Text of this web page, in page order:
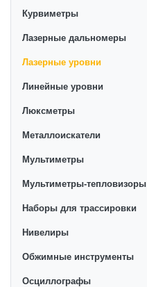
Курвиметры
Лазерные дальномеры
Лазерные уровни
Линейные уровни
Люксметры
Металлоискатели
Мультиметры
Мультиметры-тепловизоры
Наборы для трассировки
Нивелиры
Обжимные инструменты
Осциллографы